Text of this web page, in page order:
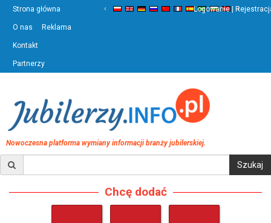
Strona główna
O nas Reklama
Kontakt
Partnerzy
‹ ›
Logowanie |
Nowoczesna platforma wymiany informacji branży jubilerskiej.
Chcę dodać